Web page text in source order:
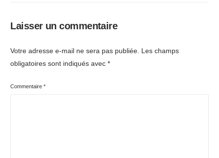
Laisser un commentaire
Votre adresse e-mail ne sera pas publiée. Les champs
obligatoires sont indiqués avec*
Commentaire*